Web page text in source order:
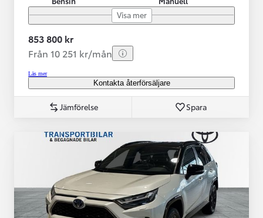
Visa mer
853 800 kr
Från 10 251 kr/mån
Läs mer
Kontakta återförsäljare
Jämförelse Spara